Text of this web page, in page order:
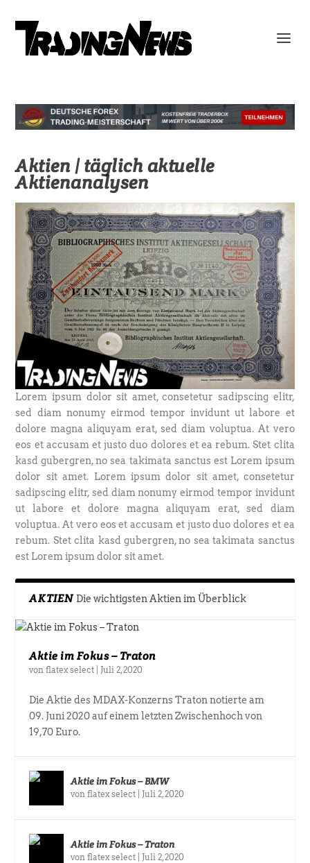
Aktien | täglich aktuelle
Aktienanalysen
Lorem ipsum dolor sit amet, consetetur sadipscing elitr,
sed diam nonumy eirmod tempor invidunt ut labore et
dolore magna aliquyam erat, sed diam voluptua. At vero
eos et accusam et justo duo dolores et ea rebum. Stet clita
kasd gubergren, no sea takimata sanctus est Lorem ipsum
dolor sit amet. Lorem ipsum dolor sit amet, consetetur
sadipscing elitr, sed diam nonumy eirmod tempor invidunt
ut labore et dolore magna aliquyam erat, sed diam
voluptua. At vero eos et accusam et justo duo dolores et ea
rebum. Stet clita kasd gubergren, no sea takimata sanctus
est Lorem ipsum dolor sit amet.
AKTIEN Die wichtigsten Aktien im Überblick
Aktie im Fokus – Traton
vonflatex select Juli 2, 2020
Die Aktie des MDAX-Konzerns Traton notierte am
09. Juni 2020 auf einem letzten Zwischenhoch von
19,70 Euro.
Aktie im Fokus – BMW
vonflatex select Juli 2, 2020
Aktie im Fokus – Traton
vonflatex select Juli 2, 2020